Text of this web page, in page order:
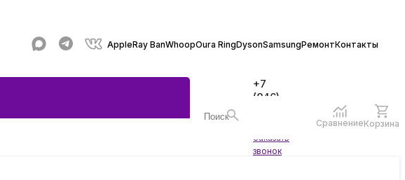
AppleRay BanWhoopOura RingDysonSamsungРемонтКонтакты
+7
(846)
Заказать
звонок
СравнениеКорзина